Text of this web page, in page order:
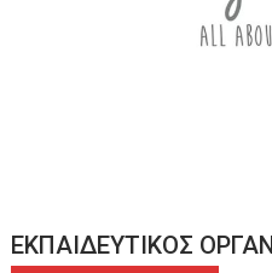
ΕΚΠΑΙΔΕΥΤΙΚΟΣ